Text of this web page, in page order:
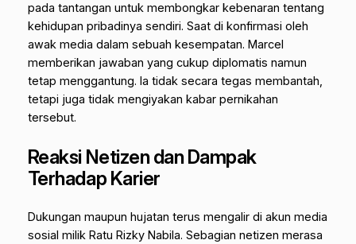
pada tantangan untuk membongkar kebenaran tentang
kehidupan pribadinya sendiri. Saat di konfirmasi oleh
awak media dalam sebuah kesempatan. Marcel
memberikan jawaban yang cukup diplomatis namun
tetap menggantung. Ia tidak secara tegas membantah,
tetapi juga tidak mengiyakan kabar pernikahan
tersebut.
Reaksi Netizen dan Dampak
Terhadap Karier
Dukungan maupun hujatan terus mengalir di akun media
sosial milik Ratu Rizky Nabila. Sebagian netizen merasa